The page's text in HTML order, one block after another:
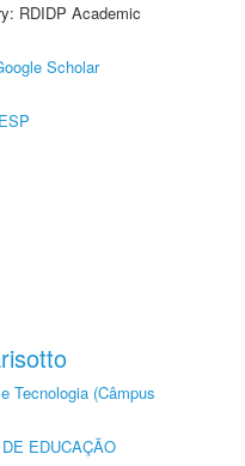
RDIDP Academic
Scholar
Tecnologia (Câmpus
EDUCAÇÃO